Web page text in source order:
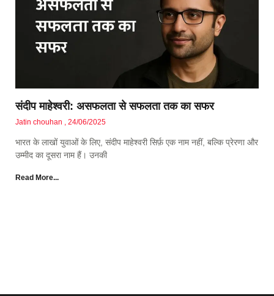
संदीप माहेश्वरी: असफलता से सफलता तक का सफर
Jatin chouhan 24/06/2025
भारत के लाखों युवाओं के लिए, संदीप माहेश्वरी सिर्फ़ एक नाम नहीं, बल्कि प्रेरणा और
उम्मीद का दूसरा नाम हैं। उनकी
Read More...